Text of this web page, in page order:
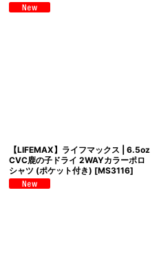
【LIFEMAX】ライフマックス | 6.5oz
CVC鹿の子ドライ 2WAYカラーポロ
シャツ (ポケット付き) [MS3116]